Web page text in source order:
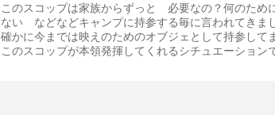
このスコップは家族からずっと 必要なの？何のため
ない などなどキャンプに持参する毎に言われてきま
確かに今までは映えのためのオブジェとして持参し
このスコップが本領発揮してくれるシチュエーション